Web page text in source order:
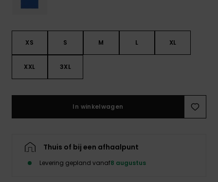
XS S M L XL
XXL 3XL
In winkelwagen
Thuis of bij een afhaalpunt
Levering gepland vanaf8 augustus